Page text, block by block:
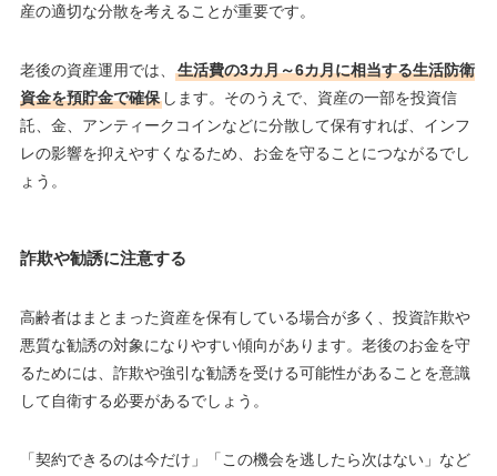
産の適切な分散を考えることが重要です。
老後の資産運用では、
生活費の3カ月～6カ月に相当する生活防衛
資金を預貯金で確保します。そのうえで、資産の一部を投資信
託、金、アンティークコインなどに分散して保有すれば、インフ
レの影響を抑えやすくなるため、お金を守ることにつながるでし
ょう。
詐欺や勧誘に注意する
高齢者はまとまった資産を保有している場合が多く、投資詐欺や
悪質な勧誘の対象になりやすい傾向があります。老後のお金を守
るためには、詐欺や強引な勧誘を受ける可能性があることを意識
して自衛する必要があるでしょう。
「契約できるのは今だけ」「この機会を逃したら次はない」など